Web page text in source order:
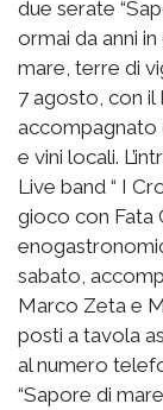
due serate
ormai da anni
mare, terre di
7 agosto, con il
accompagnato
e vini locali.
Live band “ I
gioco con Fata
sabato,
Marco Zeta e
posti a tavola
al numero
“Sapore di